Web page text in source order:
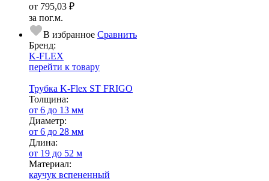
от 795,03 ₽
за пог.м.
В избранное Сравнить
Бренд:
K-FLEX
перейти к товару
Трубка K-Flex ST FRIGO
Тол­щи­на:
от 6 до 13 мм
Диаметр:
от 6 до 28 мм
Длина:
от 19 до 52 м
Ма­­те­­ри­­ал:
каучук вспененный